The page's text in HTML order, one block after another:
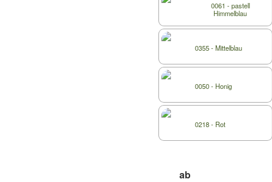
0061 - pastell
Himmelblau
0355 - Mittelblau
0050 - Honig
0218 - Rot
ab